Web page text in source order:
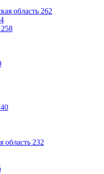
область 262
258
область 232